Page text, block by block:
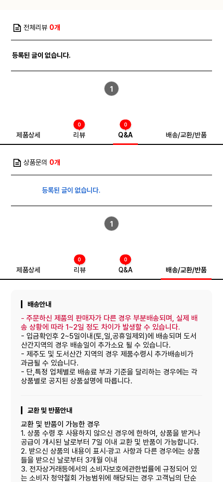
전체리뷰 0개
등록된 글이 없습니다.
1
제품상세 리뷰
0
Q&A
0
배송/교환/반품
상품문의 0개
등록된 글이 없습니다.
1
제품상세 리뷰
0
Q&A
0
배송/교환/반품
배송안내
-주문하신 제품의 판매자가 다른 경우 부분배송되며, 실제 배
송 상황에 따라 1~2일 정도 차이가 발생할 수 있습니다.
- 입금확인후 2~5일이내(토,일,공휴일제외)에 배송되며 도서
산간지역의 경우 배송일이 추가소요 될 수 있습니다.
- 제주도 및 도서산간 지역의 경우 제품수령시 추가배송비가
과금될 수 있습니다.
- 단,특정 업체별로 배송료 부과 기준을 달리하는 경우에는 각
상품별로 공지된 상품설명에 따릅니다.
교환 및 반품안내
교환 및 반품이 가능한 경우
1. 상품 수령 후 사용하지 않으신 경우에 한하여, 상품을 받거나
공급이 개시된 날로부터 7일 이내 교환 및 반품이 가능합니다.
2. 받으신 상품의 내용이 표시·광고 사항과 다른 경우에는 상품
들을 받으신 날로부터 3개월 이내
3. 전자상거래등에서의 소비자보호에관한법률에 규정되어 있
는 소비자 청약철회 가능범위에 해당되는 경우 고객님의 단순